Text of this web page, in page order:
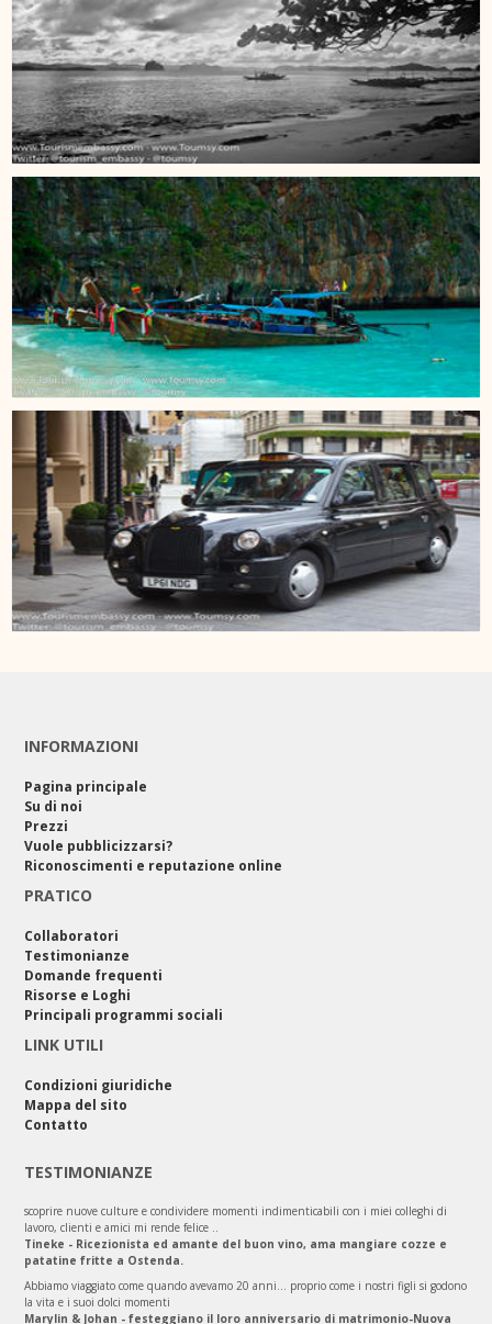
INFORMAZIONI
Pagina principale
Su di noi
Prezzi
Vuole pubblicizzarsi?
Riconoscimenti e reputazione online
PRATICO
Collaboratori
Testimonianze
Domande frequenti
Risorse e Loghi
Principali programmi sociali
LINK UTILI
Condizioni giuridiche
Mappa del sito
Contatto
TESTIMONIANZE
scoprire nuove culture e condividere momenti indimenticabili con i miei colleghi di
lavoro, clienti e amici mi rende felice ..
Tineke - Ricezionista ed amante del buon vino, ama mangiare cozze e
patatine fritte a Ostenda.
Abbiamo viaggiato come quando avevamo 20 anni... proprio come i nostri figli si godono
la vita e i suoi dolci momenti
Marylin & Johan - festeggiano il loro anniversario di matrimonio-Nuova